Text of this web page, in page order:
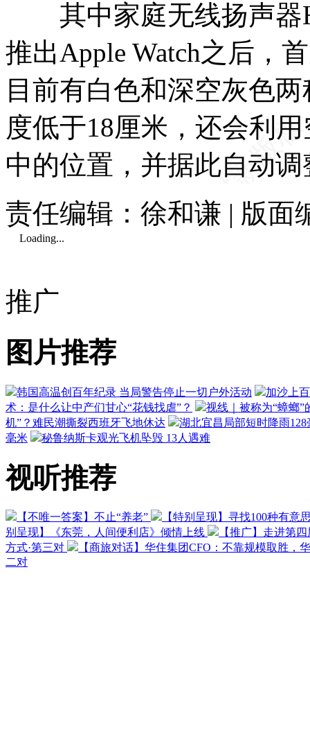
其中家庭无线扬声器
推出Apple Watch之后，
目前有白色和深空灰色
度低于18厘米，还会利
中的位置，并据此自动
责任编辑：徐和谦 | 版面
Loading...
推广
图片推荐
韩国高温创百年纪录 当局警告停止一切户外活动
加沙上
术：是什么让中产们甘心“花钱找虐”？
视线｜被称为“蟑螂
机”？难民潮撕裂西班牙飞地休达
湖北宜昌局部短时降雨
毫米
秘鲁纳斯卡观光飞机坠毁 13人遇难
视听推荐
【不唯一答案】不止“养老”
【特别呈现】寻找100种有意
别呈现】《东莞，人间便利店》倾情上线
【推广】走进第
方式·第三对
【商旅对话】华住集团CFO：不靠规模取胜，
二对